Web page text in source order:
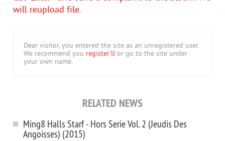
will reupload file.
Dear visitor, you entered the site as an unregistered user.
We recommend you register'll or go to the site under
your own name.
RELATED NEWS
Ming8 Halls Starf - Hors Serie Vol. 2 (Jeudis Des
Angoisses) (2015)